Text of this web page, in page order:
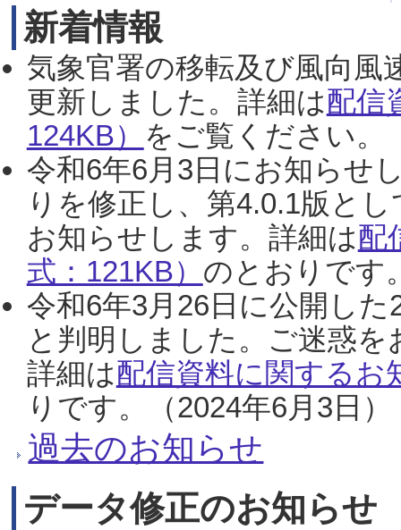
新着情報
気象官署の移転及び風向風
更新しました。詳細は配信
124KB） をご覧ください。
令和6年6月3日にお知らせ
りを修正し、第4.0.1版と
お知らせします。詳細は配
式：121KB） のとおりです
令和6年3月26日に公開し
と判明しました。ご迷惑
詳細は配信資料に関するお
りです。（2024年6月3日）
過去のお知らせ
データ修正のお知らせ